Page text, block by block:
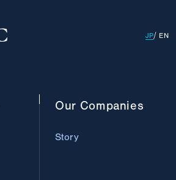
JP EN
Our Companies
Story